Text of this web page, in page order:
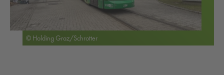
© Holding Graz/Schrotter